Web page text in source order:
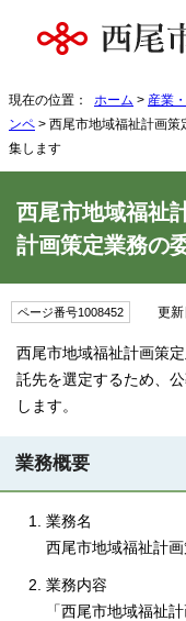
現在の位置： ホーム > 産業
ンペ > 西尾市地域福祉計画
集します
西尾市地域福祉
計画策定業務の
ページ番号1008452 更新
西尾市地域福祉計画策
託先を選定するため、
します。
業務概要
業務名
西尾市地域福祉計
業務内容
「西尾市地域福祉